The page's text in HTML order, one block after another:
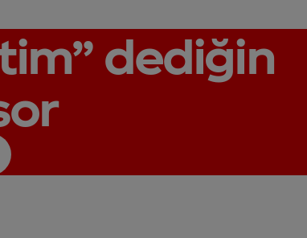
dediğin